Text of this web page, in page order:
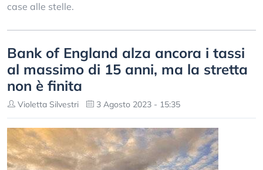
case alle stelle.
Bank of England alza ancora i tassi
al massimo di 15 anni, ma la stretta
non è finita
Violetta Silvestri 3 Agosto 2023 - 15:35